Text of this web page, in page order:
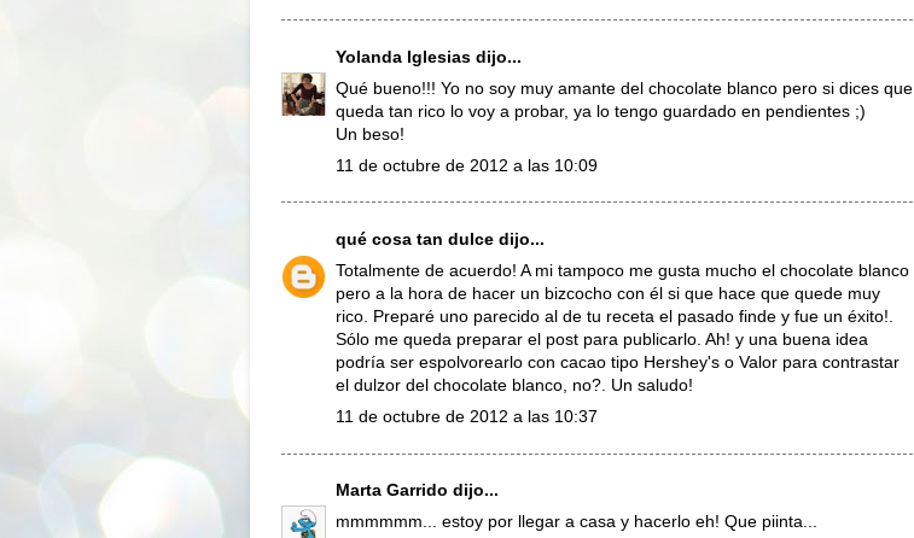
Yolanda Iglesias dijo...
Qué bueno!!! Yo no soy muy amante del chocolate blanco pero si dices que
queda tan rico lo voy a probar, ya lo tengo guardado en pendientes ;)
Un beso!
11 de octubre de 2012 a las 10:09
qué cosa tan dulce dijo...
Totalmente de acuerdo! A mi tampoco me gusta mucho el chocolate blanco
pero a la hora de hacer un bizcocho con él si que hace que quede muy
rico. Preparé uno parecido al de tu receta el pasado finde y fue un éxito!.
Sólo me queda preparar el post para publicarlo. Ah! y una buena idea
podría ser espolvorearlo con cacao tipo Hershey's o Valor para contrastar
el dulzor del chocolate blanco, no?. Un saludo!
11 de octubre de 2012 a las 10:37
Marta Garrido dijo...
mmmmmm... estoy por llegar a casa y hacerlo eh! Que piinta...